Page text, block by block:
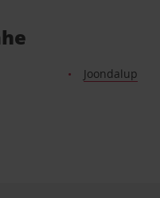
Joondalup